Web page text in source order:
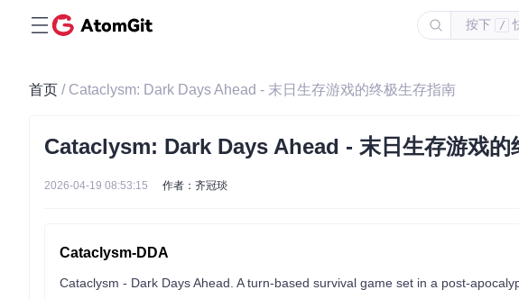
按下 /
首页 / Cataclysm: Dark Days Ahead - 末日生存游戏的终极生存指南
Cataclysm: Dark Days Ahead - 末日生存游戏的
2026-04-19 08:53:15 作者：齐冠琰
Cataclysm-DDA
Cataclysm - Dark Days Ahead. A turn-based survival game set in a post-